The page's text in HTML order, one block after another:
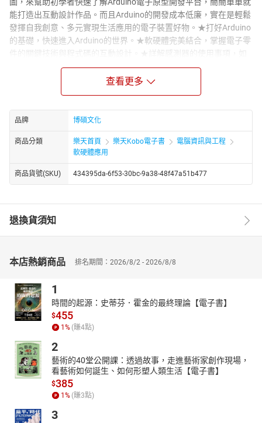
能打造出互動設計作品。而且Arduino的開發成本低廉，實在是輕鬆
發揮自我創意、多元實現生活應用的電子裝置好物。★打好Arduino
的基礎，快速進入Arduino的世界。★軟硬體完美結合，掌握電子零
件的關鍵技術與程式碼的互動設計。★詳解感測器的使用事項，如
偵測氣溫、濕度、壓力、彎曲程度。★從基礎到進階，涵蓋各層面
的軟硬體設計。★LED、LCD、溫濕度感測器、馬達、紅外線、藍
牙、WiFi實作。★時鐘、玩具鋼琴、植栽監控器、保全系統、超音
大電壓、大電流等進階技術的掌握，讓您的設計更具實用性。【本
書特色】★入門簡單提供豐富詳細的範例，快速引領上手。★舉一
反三步驟式教學，依本書內容實作，保證成功。了解電路構造之
後，再發揮巧思，即可完成多項生活應用作品。★多元運用收錄多
個有趣專案，如石頭砸雞蛋、打鼓機、肺活量測試機、請你跟我這
樣做。★範例提供由簡單的程式碼著手，由淺入深，循序漸進，逐
查看更多
品牌 博碩文化
商品分類 樂天首頁 樂天Kobo電子書
電腦資訊與工程
軟硬體應用
商品貨號(SKU) 434395da-6f53-30bc-9a38-48f47a51b477
退換貨須知
本店熱銷商品 排名期間：2026/8/2 - 2026/8/8
1
時間的起源：史蒂芬．霍金的最終理論【電子書】
$455
1 % (賺4點)
2
藝術的40堂公開課：透過故事，走進藝術家創作現場，
看藝術如何誕生、如何形塑人類生活【電子書】
$385
1 % (賺3點)
3